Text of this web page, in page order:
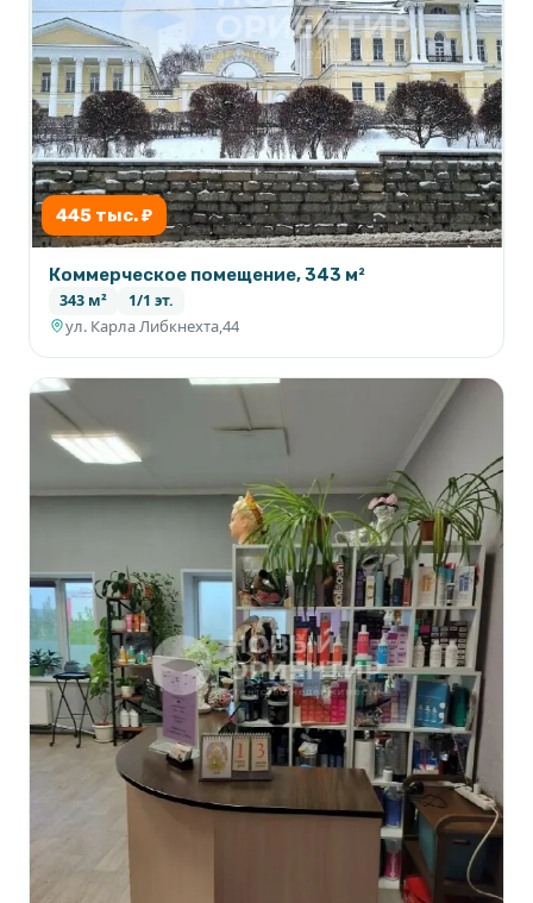
445 тыс. ₽
Коммерческое помещение, 343 м²
343 м² 1/1 эт.
ул. Карла Либкнехта,44